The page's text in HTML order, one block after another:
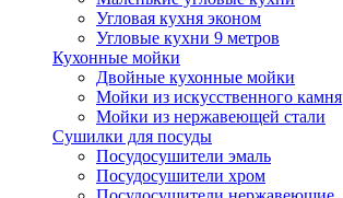
Угловая кухня эконом
Угловые кухни 9 метров
Кухонные мойки
Двойные кухонные мойки
Мойки из искусственного камня
Мойки из нержавеющей стали
Сушилки для посуды
Посудосушители эмаль
Посудосушители хром